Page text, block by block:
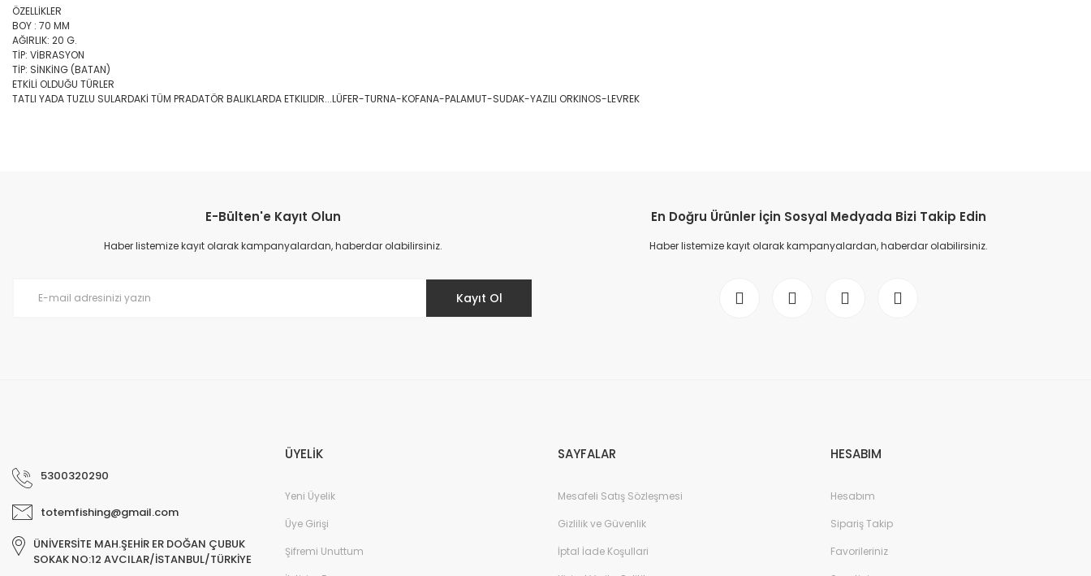
ÖZELLİKLER
BOY : 70 MM
AĞIRLIK: 20 G.
TİP: VİBRASYON
TİP: SİNKİNG (BATAN)
ETKİLİ OLDUĞU TÜRLER
TATLI YADA TUZLU SULARDAKİ TÜM PRADATÖR BALIKLARDA ETKILIDIR...LÜFER-TURNA-KOFANA-PALAMUT-SUDAK-YAZILI ORKINOS-LEVREK
Ürün resmi kalitesiz, bozuk veya görüntülenemiyor.
Ürün açıklamasında eksik bilgiler bulunuyor.
harıka
E-Bülten'e Kayıt Olun
Haber listemize kayıt olarak kampanyalardan, haberdar olabilirsiniz.
Kayıt Ol
En Doğru Ürünler İçin Sosyal Medyada Bizi Takip Edin
Haber listemize kayıt olarak kampanyalardan, haberdar olabilirsiniz.
5300320290
totemfishing@gmail.com
ÜNİVERSİTE MAH.ŞEHİR ER DOĞAN ÇUBUK
SOKAK NO:12 AVCILAR/İSTANBUL/TÜRKİYE
ÜYELİK
Yeni Üyelik
Üye Girişi
Şifremi Unuttum
SAYFALAR
Mesafeli Satış Sözleşmesi
Gizlilik ve Güvenlik
İptal İade Koşullari
HESABIM
Hesabım
Sipariş Takip
Favorileriniz